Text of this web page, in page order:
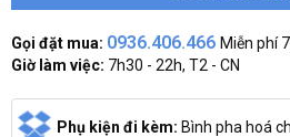
Gọi đặt mua: 0936.406.466 Miễn phí
Giờ làm việc: 7h30 - 22h, T2 - CN
Phụ kiện đi kèm: Bình pha hoá